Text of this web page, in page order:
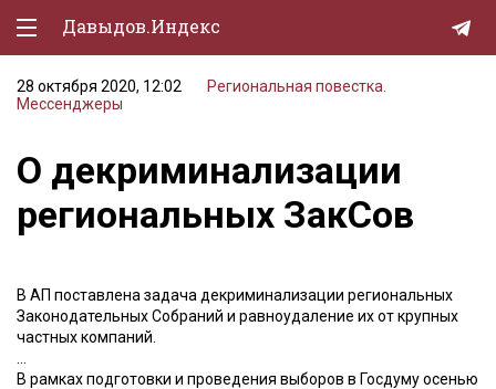
Давыдов.Индекс
Политическая жизнь
Природа
Образование
Культура
Lifestyle
28 октября 2020, 12:02
Региональная повестка.
Мессенджеры
О декриминализации
региональных ЗакСов
В АП поставлена задача декриминализации региональных
Законодательных Собраний и равноудаление их от крупных
частных компаний.
В рамках подготовки и проведения выборов в Госдуму осенью